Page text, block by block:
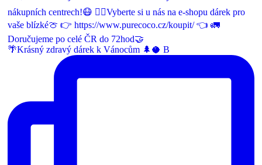
🌴Krásný zdravý dárek k Vánocům 🌲🥥 B